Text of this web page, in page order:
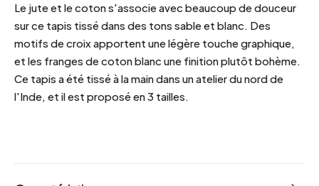
Le jute et le coton s'associe avec beaucoup de douceur
sur ce tapis tissé dans des tons sable et blanc. Des
motifs de croix apportent une légère touche graphique,
et les franges de coton blanc une finition plutôt bohème.
Ce tapis a été tissé à la main dans un atelier du nord de
l'Inde, et il est proposé en 3 tailles.